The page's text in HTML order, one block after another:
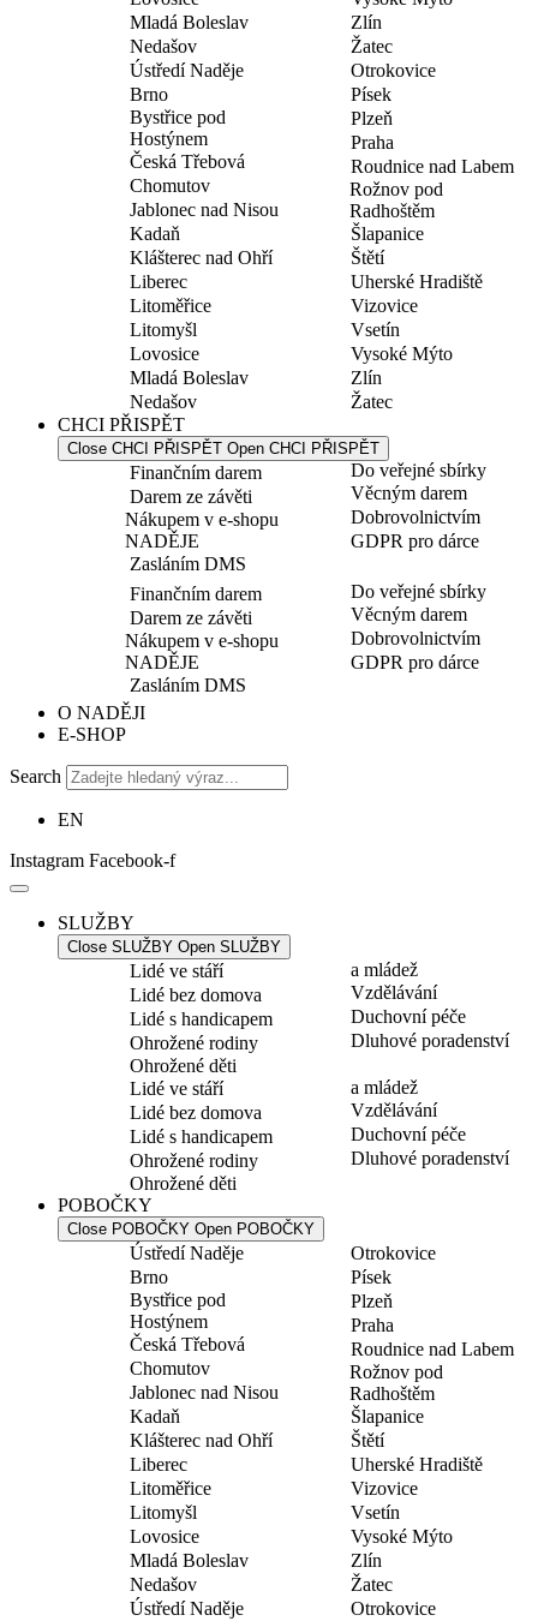
Mladá Boleslav
Nedašov
Zlín
Žatec
Ústředí Naděje
Brno
Bystřice pod
Hostýnem
Česká Třebová
Chomutov
Jablonec nad Nisou
Kadaň
Klášterec nad Ohří
Liberec
Litoměřice
Litomyšl
Lovosice
Mladá Boleslav
Nedašov
Otrokovice
Písek
Plzeň
Praha
Roudnice nad Labem
Rožnov pod
Radhoštěm
Šlapanice
Štětí
Uherské Hradiště
Vizovice
Vsetín
Vysoké Mýto
Zlín
Žatec
CHCI PŘISPĚT
Close CHCI PŘISPĚT Open CHCI PŘISPĚT
Finančním darem
Darem ze závěti
Nákupem v e-shopu
NADĚJE
Zasláním DMS
Do veřejné sbírky
Věcným darem
Dobrovolnictvím
GDPR pro dárce
Finančním darem
Darem ze závěti
Nákupem v e-shopu
NADĚJE
Zasláním DMS
Do veřejné sbírky
Věcným darem
Dobrovolnictvím
GDPR pro dárce
O NADĚJI
E-SHOP
Search
EN
Instagram Facebook-f
SLUŽBY
Close SLUŽBY Open SLUŽBY
Lidé ve stáří
Lidé bez domova
Lidé s handicapem
Ohrožené rodiny
Ohrožené děti
a mládež
Vzdělávání
Duchovní péče
Dluhové poradenství
Lidé ve stáří
Lidé bez domova
Lidé s handicapem
Ohrožené rodiny
Ohrožené děti
a mládež
Vzdělávání
Duchovní péče
Dluhové poradenství
POBOČKY
Close POBOČKY Open POBOČKY
Ústředí Naděje
Brno
Bystřice pod
Hostýnem
Česká Třebová
Chomutov
Jablonec nad Nisou
Kadaň
Klášterec nad Ohří
Liberec
Litoměřice
Litomyšl
Lovosice
Mladá Boleslav
Nedašov
Otrokovice
Písek
Plzeň
Praha
Roudnice nad Labem
Rožnov pod
Radhoštěm
Šlapanice
Štětí
Uherské Hradiště
Vizovice
Vsetín
Vysoké Mýto
Zlín
Žatec
Ústředí Naděje
Otrokovice